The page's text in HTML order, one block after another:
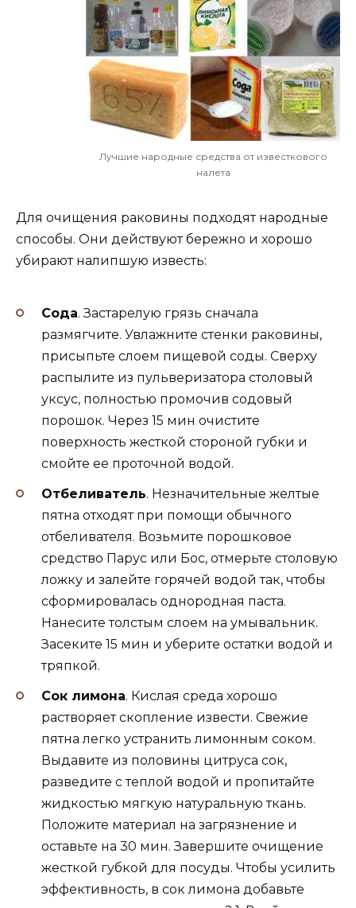
Лучшие народные средства от известкового
налета
Для очищения раковины подходят народные
способы. Они действуют бережно и хорошо
убирают налипшую известь:
Сода. Застарелую грязь сначала
размягчите. Увлажните стенки раковины,
присыпьте слоем пищевой соды. Сверху
распылите из пульверизатора столовый
уксус, полностью промочив содовый
порошок. Через 15 мин очистите
поверхность жесткой стороной губки и
смойте ее проточной водой.
Отбеливатель. Незначительные желтые
пятна отходят при помощи обычного
отбеливателя. Возьмите порошковое
средство Парус или Бос, отмерьте столовую
ложку и залейте горячей водой так, чтобы
сформировалась однородная паста.
Нанесите толстым слоем на умывальник.
Засеките 15 мин и уберите остатки водой и
тряпкой.
Сок лимона. Кислая среда хорошо
растворяет скопление извести. Свежие
пятна легко устранить лимонным соком.
Выдавите из половины цитруса сок,
разведите с теплой водой и пропитайте
жидкостью мягкую натуральную ткань.
Положите материал на загрязнение и
оставьте на 30 мин. Завершите очищение
жесткой губкой для посуды. Чтобы усилить
эффективность, в сок лимона добавьте